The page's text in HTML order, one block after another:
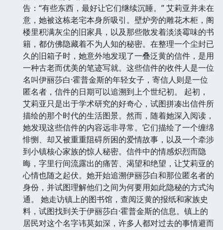
告：“有些东西，最好让它们继续沉睡。” 艾莉亚并未在
意，她被这栋老宅本身所吸引。壁炉旁的雕花木柜，阁
楼里积满灰尘的旧家具，以及那些散发着淡淡霉味的书
籍，都仿佛隐藏着不为人知的秘密。在整理一个尘封已
久的旧箱子时，她意外地发现了一叠泛黄的信件，是用
一种古老而优美的笔迹写就。这些信件的收件人是一位
名叫伊丽莎白·霍普金斯的年轻女子，寄信人则是一位
匿名者，信件的日期可以追溯到上个世纪初。 起初，
艾莉亚只是出于学术研究的好奇心，试图拼凑出信件所
描绘的那个时代的生活图景。然而，随着她深入阅读，
她发现这些信件的内容远非寻常。它们描绘了一个缠绵
悱恻、却又被重重阻碍所困的爱情故事，以及一个牵涉
到小镇核心家族的惊人秘密。信件中的情感炽烈而隐
晦，字里行间流露出的痛苦、渴望和绝望，让艾莉亚的
心情也随之起伏。她开始追溯伊丽莎白和那位匿名者的
身份，并试图理解他们之间为何要用如此隐秘的方式沟
通。 她走访镇上的图书馆，查阅泛黄的报纸和家族史
料，试图找到关于伊丽莎白·霍普金斯的信息。镇上的
居民对这个名字讳莫如深，许多人都对过去的事情避而